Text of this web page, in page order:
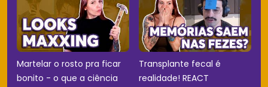
Martelar o rosto pra ficar
bonito - o que a ciência
Transplante fecal é
realidade! REACT